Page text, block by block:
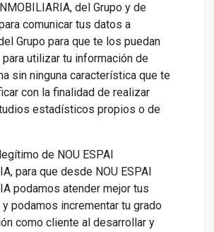
del Grupo y de
comunicar tus datos a
Grupo para que te los puedan
utilizar tu información de
sin ninguna característica que te
con la finalidad de realizar
estadísticos propios o de
de NOU ESPAI
para que desde NOU ESPAI
podamos atender mejor tus
podamos incrementar tu grado
como cliente al desarrollar y